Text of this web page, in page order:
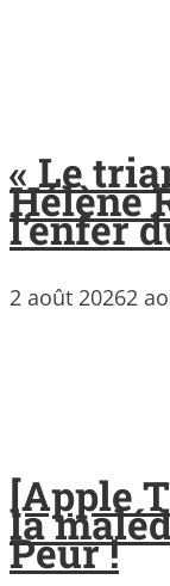
« Le
Hélène
l’enfer
2 août 20262
[Apple
la
Peur !